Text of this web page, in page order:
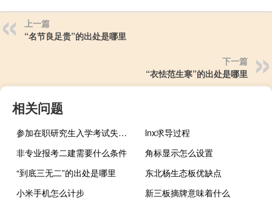
上一篇
“名节良足贵”的出处是哪里
下一篇
“衣怯范生寒”的出处是哪里
相关问题
参加在职研究生入学考试失败怎么办
lnx求导过程
非专业报考二建需要什么条件
角标显示怎么设置
“到底三无二”的出处是哪里
东北杨生态板优缺点
小米手机怎么计步
新三板摘牌意味着什么